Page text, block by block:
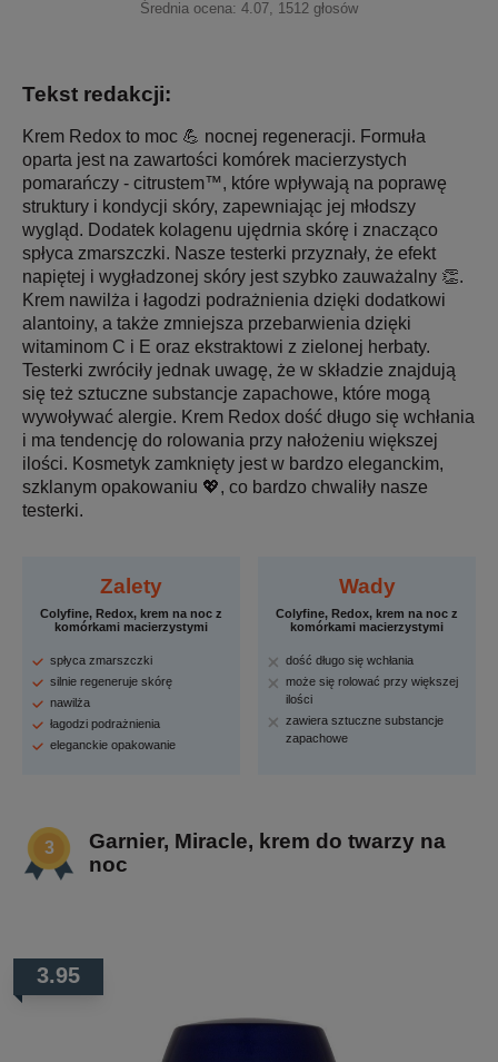
Średnia ocena: 4.07 1512 głosów
Tekst redakcji:
Krem Redox to moc 💪 nocnej regeneracji. Formuła
oparta jest na zawartości komórek macierzystych
pomarańczy - citrustem™, które wpływają na poprawę
struktury i kondycji skóry, zapewniając jej młodszy
wygląd. Dodatek kolagenu ujędrnia skórę i znacząco
spłyca zmarszczki. Nasze testerki przyznały, że efekt
napiętej i wygładzonej skóry jest szybko zauważalny 👏.
Krem nawilża i łagodzi podrażnienia dzięki dodatkowi
alantoiny, a także zmniejsza przebarwienia dzięki
witaminom C i E oraz ekstraktowi z zielonej herbaty.
Testerki zwróciły jednak uwagę, że w składzie znajdują
się też sztuczne substancje zapachowe, które mogą
wywoływać alergie. Krem Redox dość długo się wchłania
i ma tendencję do rolowania przy nałożeniu większej
ilości. Kosmetyk zamknięty jest w bardzo eleganckim,
szklanym opakowaniu 💖, co bardzo chwaliły nasze
testerki.
Zalety
Colyfine, Redox, krem na noc z
komórkami macierzystymi
spłyca zmarszczki
silnie regeneruje skórę
nawilża
łagodzi podrażnienia
eleganckie opakowanie
Wady
Colyfine, Redox, krem na noc z
komórkami macierzystymi
dość długo się wchłania
może się rolować przy większej
ilości
zawiera sztuczne substancje
zapachowe
Garnier, Miracle, krem do twarzy na
noc
3.95